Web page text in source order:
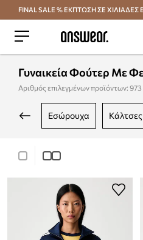
Εξοικονομήστε με
FINAL SALE % ΕΚΠΤΩΣΗ ΣΕ ΧΙΛΙΑΔΕΣ
Γυναικεία Φούτερ Με
Αριθμός επιλεγμένων προϊόντων: 973
εσώρουχα κάλτσες